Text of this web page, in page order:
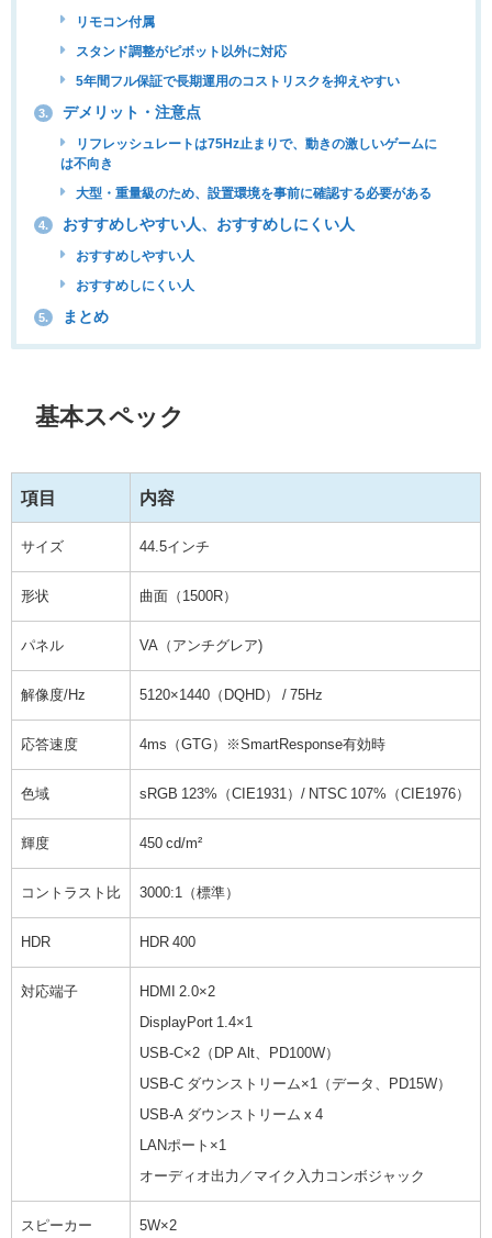
リモコン付属
スタンド調整がピボット以外に対応
5年間フル保証で長期運用のコストリスクを抑えやすい
3. デメリット・注意点
リフレッシュレートは75Hz止まりで、動きの激しいゲームに
は不向き
大型・重量級のため、設置環境を事前に確認する必要がある
4. おすすめしやすい人、おすすめしにくい人
おすすめしやすい人
おすすめしにくい人
5. まとめ
基本スペック
項目 内容
サイズ 44.5インチ
形状 曲面（1500R）
パネル VA（アンチグレア)
解像度/Hz 5120×1440（DQHD） / 75Hz
応答速度 4ms（GTG）※SmartResponse有効時
色域 sRGB 123%（CIE1931）/ NTSC 107%（CIE1976）
輝度 450 cd/m²
コントラスト比 3000:1（標準）
HDR HDR 400
対応端子 HDMI 2.0×2
DisplayPort 1.4×1
USB-C×2（DP Alt、PD100W）
USB-C ダウンストリーム×1（データ、PD15W）
USB-A ダウンストリーム x 4
LANポート×1
オーディオ出力／マイク入力コンボジャック
スピーカー 5W×2